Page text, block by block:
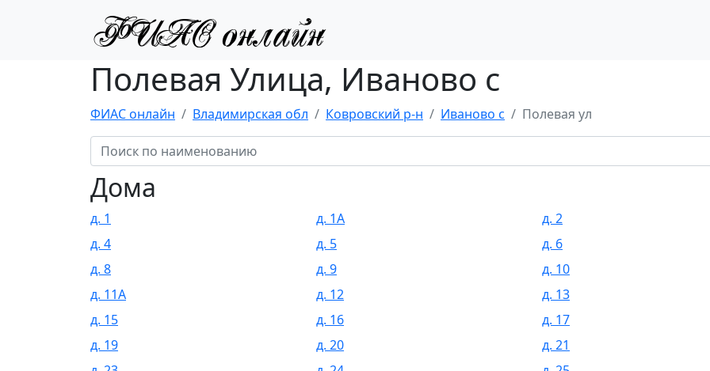
Полевая Улица, Иваново с
ФИАС онлайн Владимирская обл Ковровский р-н Иваново с Полевая ул
Дома
д. 1 д. 1А д. 2
д. 4
д. 5 д. 6
д. 8
д. 9 д. 10
д. 11А
д. 12 д. 13
д. 15
д. 16 д. 17
д. 19
д. 20 д. 21